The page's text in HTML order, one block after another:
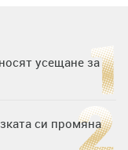
усещане за
си промяна